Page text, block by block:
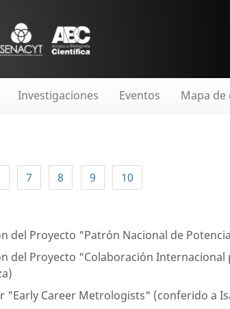
Investigaciones Eventos Mapa de
7 8 9 10
del Proyecto "Patrón Nacional de
del Proyecto "Colaboración
"Early Career Metrologists" (conferido a